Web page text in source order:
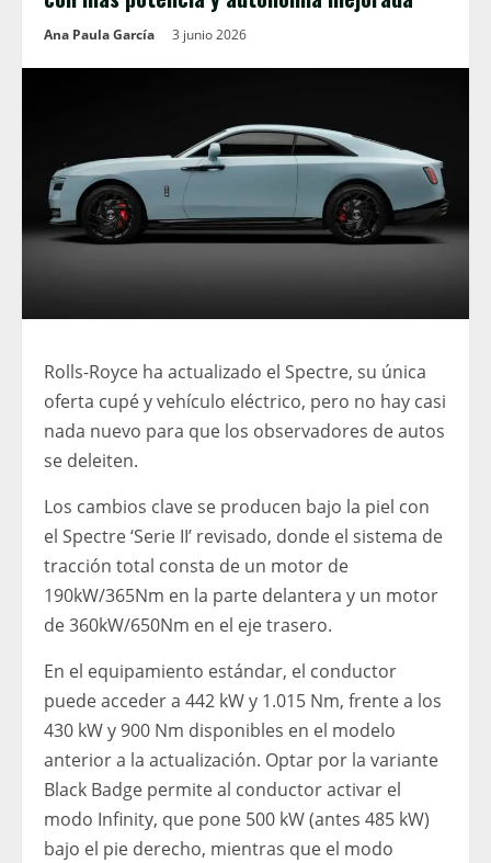
Ana Paula García 3 junio 2026
Rolls-Royce ha actualizado el Spectre, su única
oferta cupé y vehículo eléctrico, pero no hay casi
nada nuevo para que los observadores de autos
se deleiten.
Los cambios clave se producen bajo la piel con
el Spectre ‘Serie II’ revisado, donde el sistema de
tracción total consta de un motor de
190kW/365Nm en la parte delantera y un motor
de 360kW/650Nm en el eje trasero.
En el equipamiento estándar, el conductor
puede acceder a 442 kW y 1.015 Nm, frente a los
430 kW y 900 Nm disponibles en el modelo
anterior a la actualización. Optar por la variante
Black Badge permite al conductor activar el
modo Infinity, que pone 500 kW (antes 485 kW)
bajo el pie derecho, mientras que el modo